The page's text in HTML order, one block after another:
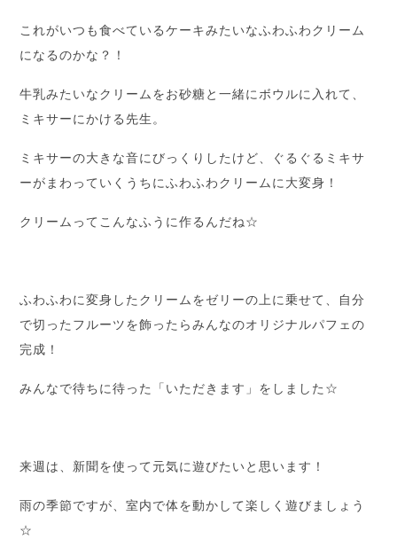
これがいつも食べているケーキみたいなふわふわクリーム
になるのかな？！
牛乳みたいなクリームをお砂糖と一緒にボウルに入れて、
ミキサーにかける先生。
ミキサーの大きな音にびっくりしたけど、ぐるぐるミキサ
ーがまわっていくうちにふわふわクリームに大変身！
クリームってこんなふうに作るんだね☆
ふわふわに変身したクリームをゼリーの上に乗せて、自分
で切ったフルーツを飾ったらみんなのオリジナルパフェの
完成！
みんなで待ちに待った「いただきます」をしました☆
来週は、新聞を使って元気に遊びたいと思います！
雨の季節ですが、室内で体を動かして楽しく遊びましょう
☆